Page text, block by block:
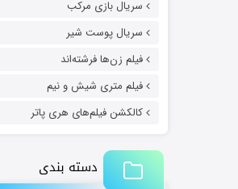
سریال بازی مرکب
سریال پوست شیر
فیلم زن‌ها فرشته‌اند
فیلم متری شیش و نیم
کالکشن فیلم‌های هری پاتر
دسته بندی